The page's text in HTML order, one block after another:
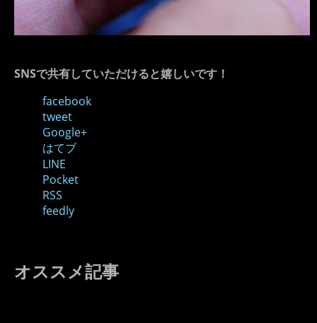
SNSで共有していただけると嬉しいです！
facebook
tweet
Google+
はてブ
LINE
Pocket
RSS
feedly
オススメ記事